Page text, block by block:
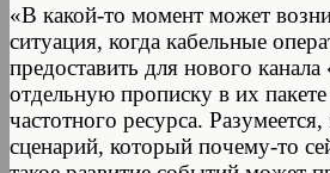
«В какой-то момент может
ситуация, когда кабельные
предоставить для нового
отдельную прописку в их пакете
частотного ресурса.
сценарий, который почему-то